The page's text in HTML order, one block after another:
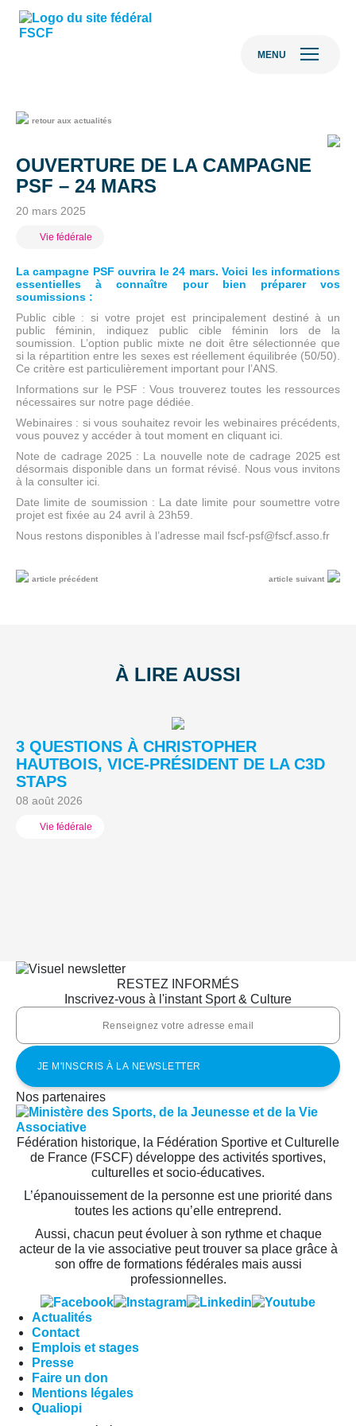
MENU
retour aux actualités
OUVERTURE DE LA CAMPAGNE
PSF – 24 MARS
20 mars 2025
Vie fédérale
La campagne PSF ouvrira le 24 mars. Voici les informations
essentielles à connaître pour bien préparer vos
soumissions :
Public cible : si votre projet est principalement destiné à un
public féminin, indiquez public cible féminin lors de la
soumission. L’option public mixte ne doit être sélectionnée que
si la répartition entre les sexes est réellement équilibrée (50/50).
Ce critère est particulièrement important pour l’ANS.
Informations sur le PSF : Vous trouverez toutes les ressources
nécessaires sur notre page dédiée.
Webinaires : si vous souhaitez revoir les webinaires précédents,
vous pouvez y accéder à tout moment en cliquant ici.
Note de cadrage 2025 : La nouvelle note de cadrage 2025 est
désormais disponible dans un format révisé. Nous vous invitons
à la consulter ici.
Date limite de soumission : La date limite pour soumettre votre
projet est fixée au 24 avril à 23h59.
Nous restons disponibles à l’adresse mail fscf-psf@fscf.asso.fr
article précédent article suivant
À LIRE AUSSI
3 QUESTIONS À CHRISTOPHER
HAUTBOIS, VICE-PRÉSIDENT DE LA C3D
STAPS
08 août 2026
Vie fédérale
RESTEZ INFORMÉS
Inscrivez-vous à l'instant Sport & Culture
Nos partenaires
Fédération historique, la Fédération Sportive et Culturelle
de France (FSCF) développe des activités sportives,
culturelles et socio-éducatives.
L’épanouissement de la personne est une priorité dans
toutes les actions qu’elle entreprend.
Aussi, chacun peut évoluer à son rythme et chaque
acteur de la vie associative peut trouver sa place grâce à
son offre de formations fédérales mais aussi
professionnelles.
Actualités
Contact
Emplois et stages
Presse
Faire un don
Mentions légales
Qualiopi